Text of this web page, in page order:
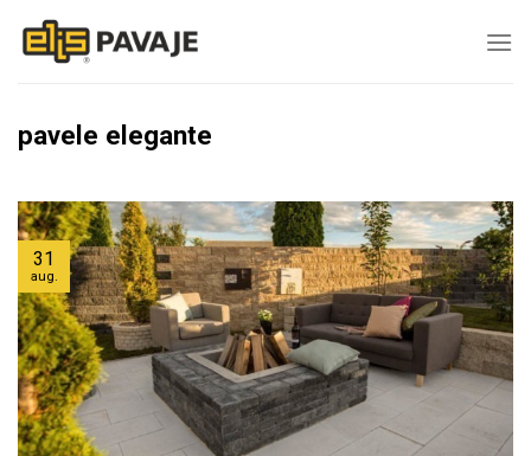
pavele elegante
31
aug.